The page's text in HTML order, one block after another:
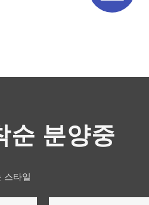
순 분양중
스타일